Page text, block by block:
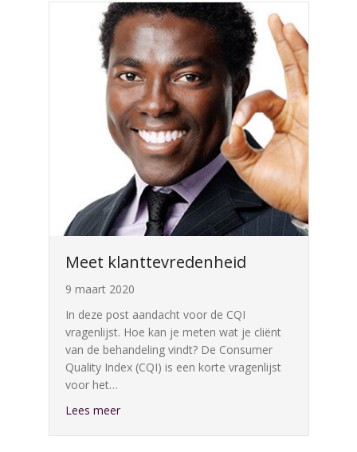
Meet klanttevredenheid
9 maart 2020
In deze post aandacht voor de CQI
vragenlijst. Hoe kan je meten wat je cliënt
van de behandeling vindt? De Consumer
Quality Index (CQI) is een korte vragenlijst
voor het…
Lees meerabout Meet klanttevredenheid